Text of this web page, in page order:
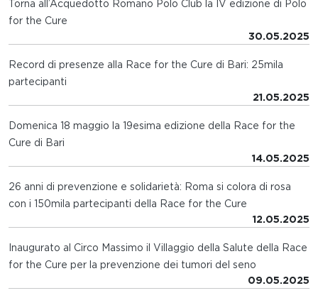
Torna all’Acquedotto Romano Polo Club la IV edizione di Polo
for the Cure
30.05.2025
Record di presenze alla Race for the Cure di Bari: 25mila
partecipanti
21.05.2025
Domenica 18 maggio la 19esima edizione della Race for the
Cure di Bari
14.05.2025
26 anni di prevenzione e solidarietà: Roma si colora di rosa
con i 150mila partecipanti della Race for the Cure
12.05.2025
Inaugurato al Circo Massimo il Villaggio della Salute della Race
for the Cure per la prevenzione dei tumori del seno
09.05.2025